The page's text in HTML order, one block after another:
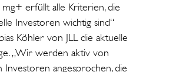
mg+ erfüllt alle Kriterien, die
Investoren wichtig sind“
Köhler von JLL die aktuelle
„Wir werden aktiv von
Investoren angesprochen, die